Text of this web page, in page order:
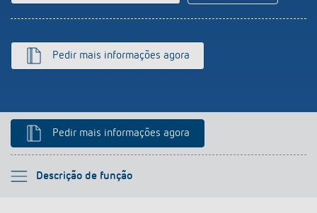
Pedir mais informações agora
Pedir mais informações agora
Descrição de função
Por favor selecione